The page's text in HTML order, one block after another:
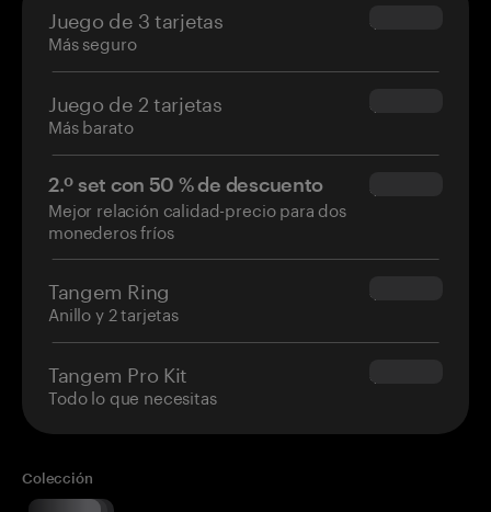
Juego de 3 tarjetas
Más seguro
$69.90
Juego de 2 tarjetas
Más barato
$54.90
2.º set con 50 % de descuento
Mejor relación calidad-precio para dos
monederos fríos
$34.95
Tangem Ring
Anillo y 2 tarjetas
$160.00
Tangem Pro Kit
Todo lo que necesitas
$180.00
Colección